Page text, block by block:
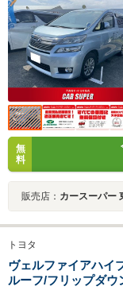
無
料
販売店： カースーパー
トヨタ
ヴェルファイアハ
ルーフ/フリップダ